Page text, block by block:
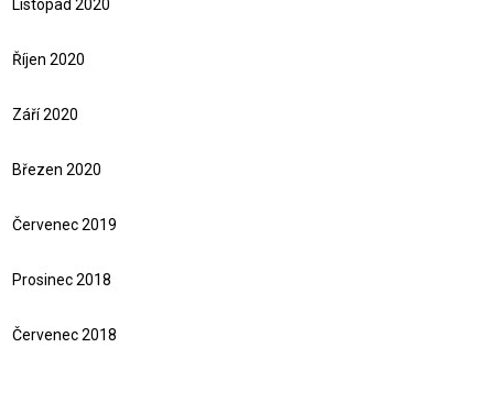
Listopad 2020
Říjen 2020
Září 2020
Březen 2020
Červenec 2019
Prosinec 2018
Červenec 2018